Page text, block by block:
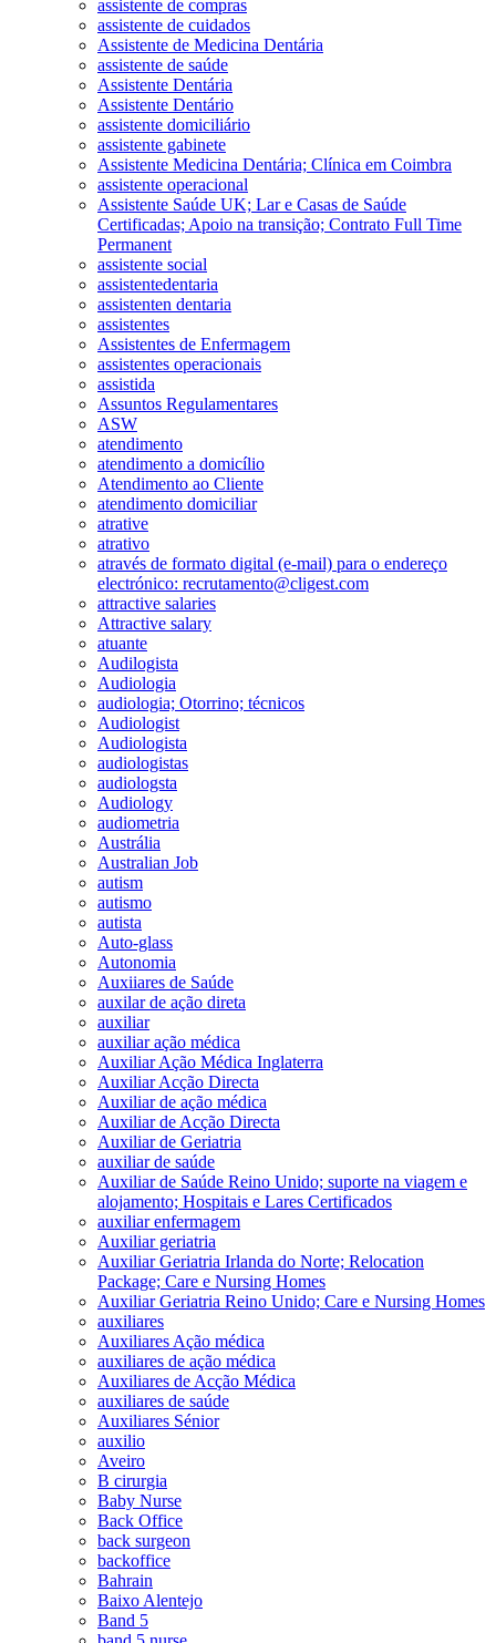
assistente de compras
assistente de cuidados
Assistente de Medicina Dentária
assistente de saúde
Assistente Dentária
Assistente Dentário
assistente domiciliário
assistente gabinete
Assistente Medicina Dentária; Clínica em Coimbra
assistente operacional
Assistente Saúde UK; Lar e Casas de Saúde
Certificadas; Apoio na transição; Contrato Full Time
Permanent
assistente social
assistentedentaria
assistenten dentaria
assistentes
Assistentes de Enfermagem
assistentes operacionais
assistida
Assuntos Regulamentares
ASW
atendimento
atendimento a domicílio
Atendimento ao Cliente
atendimento domiciliar
atrative
atrativo
através de formato digital (e-mail) para o endereço
electrónico: recrutamento@cligest.com
attractive salaries
Attractive salary
atuante
Audilogista
Audiologia
audiologia; Otorrino; técnicos
Audiologist
Audiologista
audiologistas
audiologsta
Audiology
audiometria
Austrália
Australian Job
autism
autismo
autista
Auto-glass
Autonomia
Auxiiares de Saúde
auxilar de ação direta
auxiliar
auxiliar ação médica
Auxiliar Ação Médica Inglaterra
Auxiliar Acção Directa
Auxiliar de ação médica
Auxiliar de Acção Directa
Auxiliar de Geriatria
auxiliar de saúde
Auxiliar de Saúde Reino Unido; suporte na viagem e
alojamento; Hospitais e Lares Certificados
auxiliar enfermagem
Auxiliar geriatria
Auxiliar Geriatria Irlanda do Norte; Relocation
Package; Care e Nursing Homes
Auxiliar Geriatria Reino Unido; Care e Nursing Homes
auxiliares
Auxiliares Ação médica
auxiliares de ação médica
Auxiliares de Acção Médica
auxiliares de saúde
Auxiliares Sénior
auxilio
Aveiro
B cirurgia
Baby Nurse
Back Office
back surgeon
backoffice
Bahrain
Baixo Alentejo
Band 5